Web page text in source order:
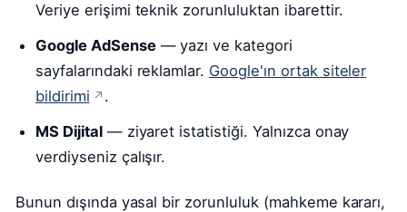
Veriye erişimi teknik zorunluluktan ibarettir.
Google AdSense— yazı ve kategori
sayfalarındaki reklamlar. Google'ın ortak siteler
bildirimi(dış bağlantı)
.
MS Dijital— ziyaret istatistiği. Yalnızca onay
verdiyseniz çalışır.
Bunun dışında yasal bir zorunluluk (mahkeme kararı,